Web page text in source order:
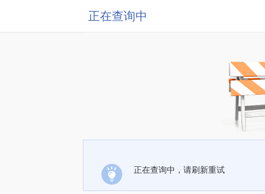
正在查询中
正在查询中，请刷新重试